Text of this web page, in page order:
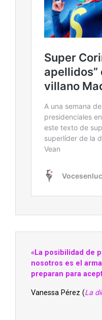
«La posibilidad de
nosotros es el
preparan para
Vanessa Pérez (La